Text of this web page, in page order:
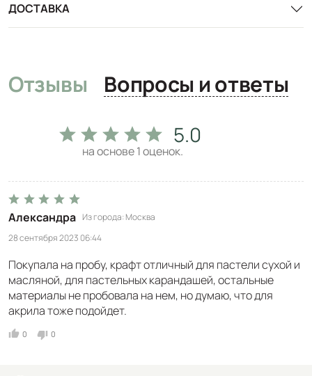
ДОСТАВКА
Отзывы Вопросы и ответы
5.0
на основе1оценок.
Александра Из города Москва
28 сентября 2023 06:44
Покупала на пробу, крафт отличный для пастели сухой и
масляной, для пастельных карандашей, остальные
материалы не пробовала на нем, но думаю, что для
акрила тоже подойдет.
0 0